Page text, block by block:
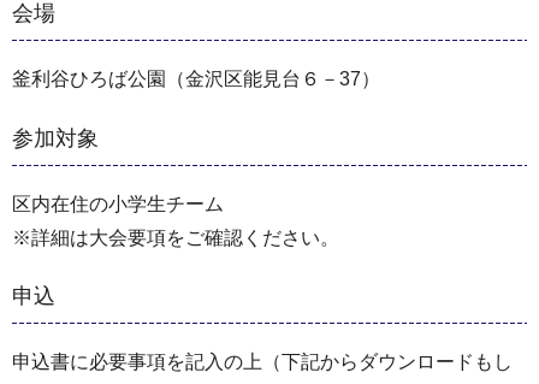
会場
釜利谷ひろば公園（金沢区能見台６－37）
参加対象
区内在住の小学生チーム
※詳細は大会要項をご確認ください。
申込
申込書に必要事項を記入の上（下記からダウンロードもし